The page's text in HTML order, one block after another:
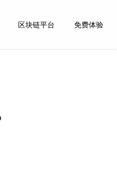
区块链平台 免费体验